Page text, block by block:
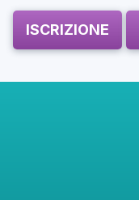
ISCRIZIONE